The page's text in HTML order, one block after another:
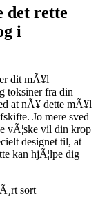
det rette
i
dit mÃ¥l
toksiner fra din
at nÃ¥ dette mÃ¥l
Jo mere sved
vÃ¦ske vil din krop
designet til, at
kan hjÃ¦lpe dig